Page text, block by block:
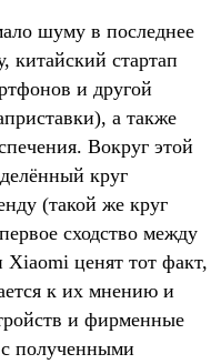
шуму в последнее
китайский стартап
и другой
а также
Вокруг этой
круг
(такой же круг
сходство между
ценят тот факт,
к их мнению и
и фирменные
полученными